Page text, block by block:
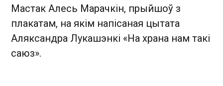
Мастак Алесь Марачкін, прыйшоў з
плакатам, на якім напісаная цытата
Аляксандра Лукашэнкі «На храна нам такі
саюз».